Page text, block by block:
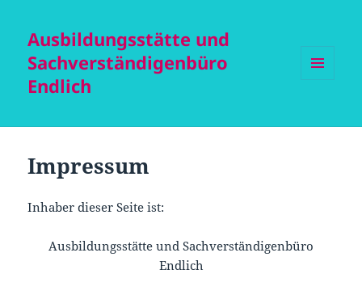
Ausbildungsstätte und
Sachverständigenbüro
Endlich
Impressum
Inhaber dieser Seite ist:
Ausbildungsstätte und Sachverständigenbüro
Endlich